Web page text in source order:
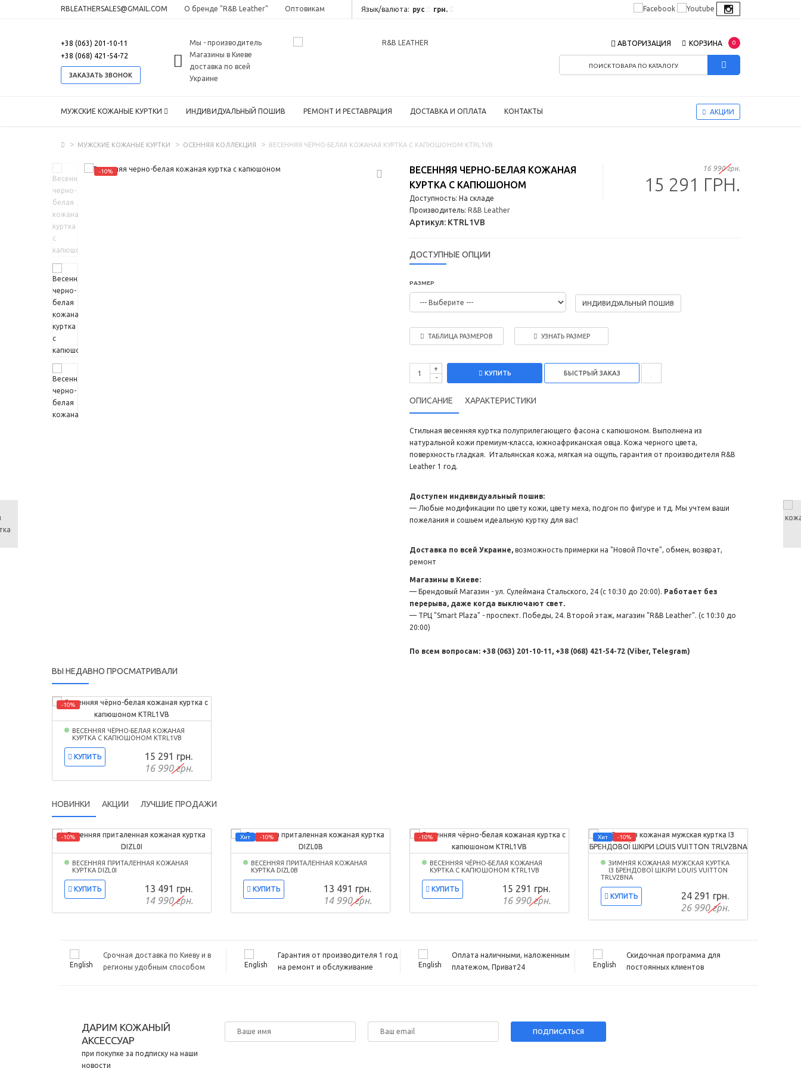
RBLEATHERSALES@GMAIL.COM О бренде "R&B Leather" Оптовикам Язык/валюта: рус грн.
+38 (063) 201-10-11
+38 (068) 421-54-72
ЗАКАЗАТЬ ЗВОНОК
Мы - производитель
Магазины в Киеве
доставка по всей
Украине
АВТОРИЗАЦИЯ КОРЗИНА 0
МУЖСКИЕ КОЖАНЫЕ КУРТКИ ИНДИВИДУАЛЬНЫЙ ПОШИВ РЕМОНТ И РЕСТАВРАЦИЯ ДОСТАВКА И ОПЛАТА КОНТАКТЫ АКЦИИ
МУЖСКИЕ КОЖАНЫЕ КУРТКИ ОСЕННЯЯ КОЛЛЕКЦИЯ ВЕСЕННЯЯ ЧЁРНО-БЕЛАЯ КОЖАНАЯ КУРТКА С КАПЮШОНОМ KTRL1VB
-10%
ВЕСЕННЯЯ ЧЕРНО-БЕЛАЯ КОЖАНАЯ
КУРТКА С КАПЮШОНОМ
Доступность: На складе
Производитель: R&B Leather
Артикул: KTRL1VB
16 990 грн.
15 291 ГРН.
ДОСТУПНЫЕ ОПЦИИ
РАЗМЕР
ИНДИВИДУАЛЬНЫЙ ПОШИВ
ТАБЛИЦА РАЗМЕРОВ УЗНАТЬ РАЗМЕР
+
-
КУПИТЬ
ОПИСАНИЕ ХАРАКТЕРИСТИКИ
Стильная весенняя куртка полуприлегающего фасона с капюшоном. Выполнена из
натуральной кожи премиум-класса, южноафриканская овца. Кожа черного цвета,
поверхность гладкая. Итальянская кожа, мягкая на ощупь, гарантия от производителя R&B
Leather 1 год.
Доступен индивидуальный пошив:
— Любые модификации по цвету кожи, цвету меха, подгон по фигуре и тд. Мы учтем ваши
пожелания и сошьем идеальную куртку для вас!
Доставка по всей Украине, возможность примерки на "Новой Почте", обмен, возврат,
ремонт
Магазины в Киеве:
— Брендовый Магазин - ул. Сулеймана Стальского, 24 (с 10:30 до 20:00). Работает без
перерыва, даже когда выключают свет.
— ТРЦ "Smart Plaza" - проспект. Победы, 24. Второй этаж, магазин "R&B Leather". (с 10:30 до
20:00)
По всем вопросам: +38 (063) 201-10-11, +38 (068) 421-54-72 (Viber, Telegram)
ВЫ НЕДАВНО ПРОСМАТРИВАЛИ
-10%
ВЕСЕННЯЯ ЧЁРНО-БЕЛАЯ КОЖАНАЯ
КУРТКА С КАПЮШОНОМ KTRL1VB
КУПИТЬ
15 291 грн.
16 990 грн.
НОВИНКИ АКЦИИ ЛУЧШИЕ ПРОДАЖИ
-10%
ВЕСЕННЯЯ ПРИТАЛЕННАЯ КОЖАНАЯ
КУРТКА DIZL0I
КУПИТЬ
13 491 грн.
14 990 грн.
Хит -10%
ВЕСЕННЯЯ ПРИТАЛЕННАЯ КОЖАНАЯ
КУРТКА DIZL0B
КУПИТЬ
13 491 грн.
14 990 грн.
-10%
ВЕСЕННЯЯ ЧЁРНО-БЕЛАЯ КОЖАНАЯ
КУРТКА С КАПЮШОНОМ KTRL1VB
КУПИТЬ
15 291 грн.
16 990 грн.
Хит -10%
ЗИМНЯЯ КОЖАНАЯ МУЖСКАЯ КУРТКА
ІЗ БРЕНДОВОЇ ШКІРИ LOUIS VUITTON
TRLV2BNA
КУПИТЬ
24 291 грн.
26 990 грн.
Срочная доставка по Киеву и в
регионы удобным способом
Гарантия от производителя 1 год
на ремонт и обслуживание
Оплата наличными, наложенным
платежом, Приват24
Скидочная программа для
постоянных клиентов
ДАРИМ КОЖАНЫЙ
АКСЕССУАР
при покупке за подписку на наши
новости